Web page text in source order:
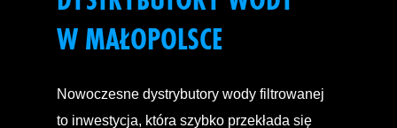
W MAŁOPOLSCE
Nowoczesne dystrybutory wody filtrowanej
to inwestycja, która szybko przekłada się